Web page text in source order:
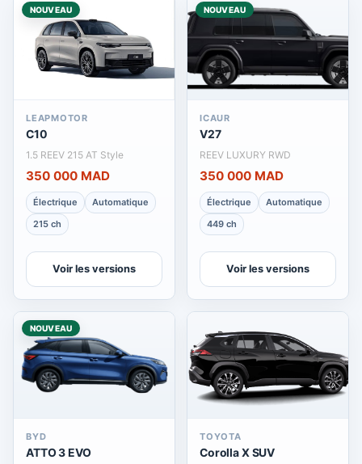
NOUVEAU
LEAPMOTOR
C10
1.5 REEV 215 AT Style
350 000 MAD
Électrique
Automatique
215 ch
Voir les versions
NOUVEAU
ICAUR
V27
REEV LUXURY RWD
350 000 MAD
Électrique
Automatique
449 ch
Voir les versions
NOUVEAU
BYD
ATTO 3 EVO
TOYOTA
Corolla X SUV